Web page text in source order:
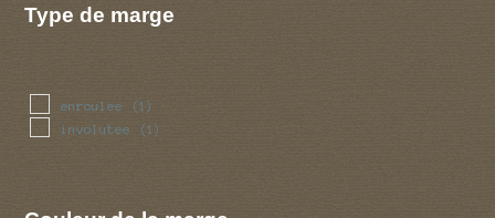
Type de marge
enroulee (1)
involutee (1)